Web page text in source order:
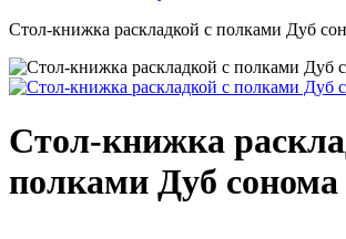
Стол-книжка раскладкой с полками Дуб
Стол-книжка
полками Дуб сонома